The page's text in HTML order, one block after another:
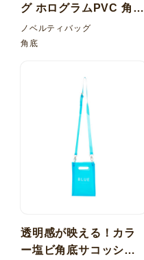
グ ホログラムPVC 角底
持ち手 PPベルト
ノベルティバッグ
角底
透明感が映える！カラ
ー塩ビ角底サコッシュ